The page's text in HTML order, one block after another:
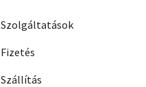
Szolgáltatások
Fizetés
Szállítás